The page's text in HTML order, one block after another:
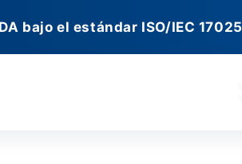
bajo el estándar ISO/IEC 17025